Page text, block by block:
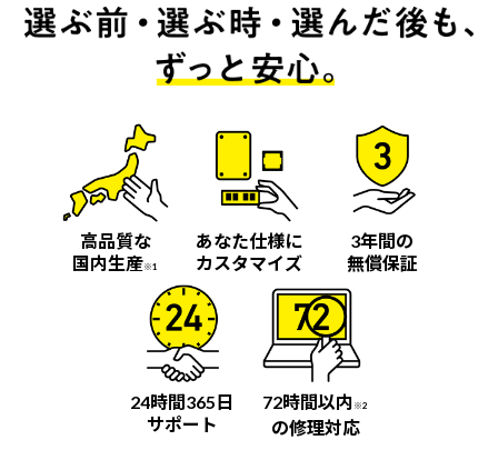
高品質な
国内生産※1
あなた仕様に
カスタマイズ
3年間の
無償保証
24時間365日
サポート
72時間以内 ※2
の修理対応